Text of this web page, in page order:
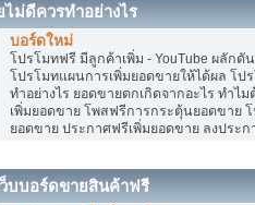
ม่ดีควรทำอย่างไร
บอร์ดใหม่
โปรโมทฟรี มีลูกค้าเพิ่ม - YouTube ผลัก
โปรโมทแผนการเพิ่มยอดขายให้ได้ผล โป
ทำอย่างไร ยอดขายตกเกิดจากอะไร ทำไ
เพิ่มยอดขาย โพสฟรีการกระตุ้นยอดขาย
ยอดขาย ประกาศฟรีเพิ่มยอดขาย ลงประก
บบอร์ดขายสินค้าฟรี